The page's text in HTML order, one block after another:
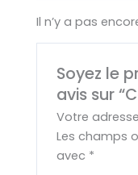
Il n’y a pas
Soyez le
avis sur
Votre
Les champs
avec *